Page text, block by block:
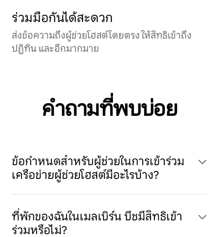
ร่วมมือกันได้สะดวก
ส่งข้อความถึงผู้ช่วยโฮสต์โดยตรง ให้สิทธิเข้าถึง
ปฏิทิน และอีกมากมาย
คำถามที่พบบ่อย
ข้อกำหนดสำหรับผู้ช่วยในการเข้าร่วม
เครือข่ายผู้ช่วยโฮสต์มีอะไรบ้าง?
ที่พักของฉันในเมลเบิร์น บีชมีสิทธิเข้า
ร่วมหรือไม่?